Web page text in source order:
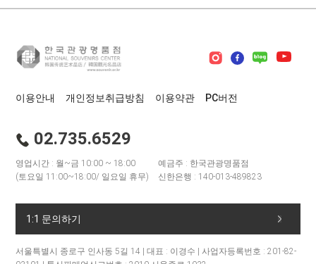
이용안내 개인정보취급방침 이용약관 PC버전
02.735.6529
영업시간 : 월~금 10:00 ~ 18:00
(토요일 11:00~18:00/ 일요일 휴무)
예금주 : 한국관광명품점
신한은행 : 140-013-489823
1:1 문의하기
서울특별시 종로구 인사동 5길 14 | 대표 : 이경수 | 사업자등록번호 : 201-82-